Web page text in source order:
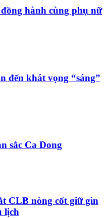
hành cùng phụ nữ
đến khát vọng “sáng”
sắc Ca Dong
CLB nòng cốt giữ gìn
lịch